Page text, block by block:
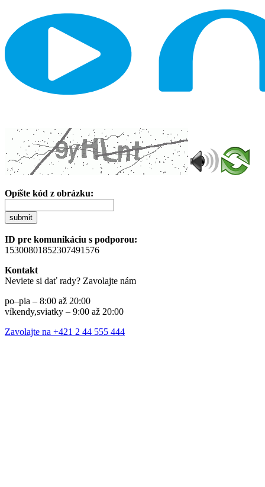
Opíšte kód z obrázku:
submit
ID pre komunikáciu s podporou:
15300801852307491576
Kontakt
Neviete si dať rady? Zavolajte nám
po–pia – 8:00 až 20:00
víkendy,sviatky – 9:00 až 20:00
Zavolajte na +421 2 44 555 444